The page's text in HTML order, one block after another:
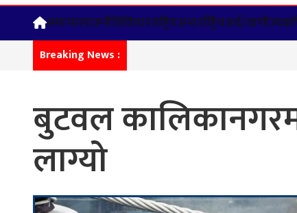
समाचारराजनीतिविचारराष्ट्रियअन्तर्राष्ट्रियअर्थ/वाणीज्य
Breaking News :
बुटवल
लाग्यो